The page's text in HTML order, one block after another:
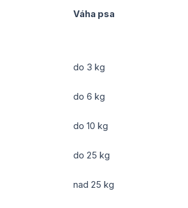
Váha psa
do 3 kg
do 6 kg
do 10 kg
do 25 kg
nad 25 kg